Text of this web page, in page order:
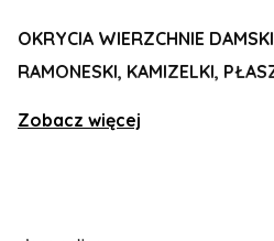
OKRYCIA WIERZCHNIE
RAMONESKI, KAMIZELKI,
Kategoria damskie okrycia
Zobacz więcej